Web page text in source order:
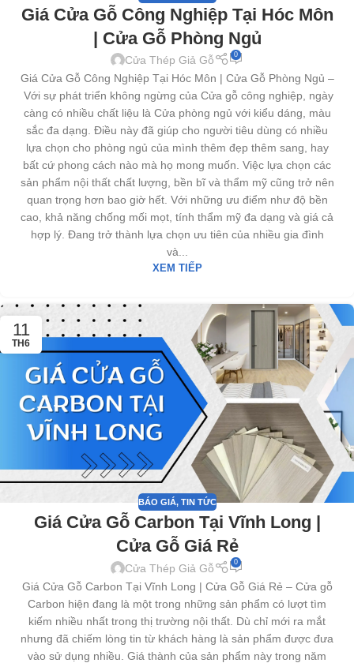
Giá Cửa Gỗ Công Nghiệp Tại Hóc Môn
| Cửa Gỗ Phòng Ngủ
Cửa Thép Giả Gỗ 0
Giá Cửa Gỗ Công Nghiệp Tại Hóc Môn | Cửa Gỗ Phòng Ngủ –
Với sự phát triển không ngừng của Cửa gỗ công nghiệp, ngày
càng có nhiều chất liệu là Cửa phòng ngủ với kiểu dáng, màu
sắc đa dạng. Điều này đã giúp cho người tiêu dùng có nhiều
lựa chọn cho phòng ngủ của mình thêm đẹp thêm sang, hay
bất cứ phong cách nào mà họ mong muốn. Việc lựa chọn các
sản phẩm nội thất chất lượng, bền bĩ và thẩm mỹ cũng trở nên
quan trọng hơn bao giờ hết. Với những ưu điểm như độ bền
cao, khả năng chống mối mọt, tính thẩm mỹ đa dạng và giá cả
hợp lý. Đang trở thành lựa chọn ưu tiên của nhiều gia đình
và...
XEM TIẾP
11
TH6
BÁO GIÁ, TIN TỨC
Giá Cửa Gỗ Carbon Tại Vĩnh Long |
Cửa Gỗ Giá Rẻ
Cửa Thép Giả Gỗ 0
Giá Cửa Gỗ Carbon Tại Vĩnh Long | Cửa Gỗ Giá Rẻ – Cửa gỗ
Carbon hiện đang là một trong những sản phẩm có lượt tìm
kiếm nhiều nhất trong thị trường nội thất. Dù chỉ mới ra mắt
nhưng đã chiếm lòng tin từ khách hàng là sản phẩm được đưa
vào sử dụng nhiều. Giá thành của sản phẩm này trong năm